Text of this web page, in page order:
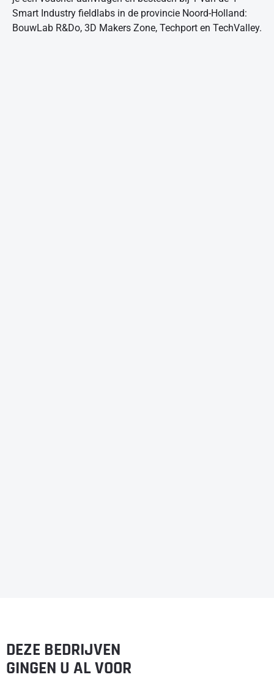
Smart Industry fieldlabs in de provincie Noord-Holland:
BouwLab R&Do, 3D Makers Zone, Techport en TechValley.
DEZE BEDRIJVEN
GINGEN U AL VOOR